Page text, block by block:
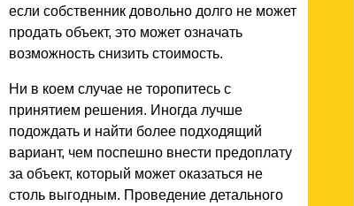
если собственник довольно долго не может
продать объект, это может означать
возможность снизить стоимость.
Ни в коем случае не торопитесь с
принятием решения. Иногда лучше
подождать и найти более подходящий
вариант, чем поспешно внести предоплату
за объект, который может оказаться не
столь выгодным. Проведение детального